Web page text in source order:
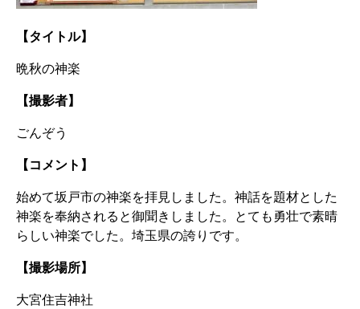
【タイトル】
晩秋の神楽
【撮影者】
ごんぞう
【コメント】
始めて坂戸市の神楽を拝見しました。神話を題材とした
神楽を奉納されると御聞きしました。とても勇壮で素晴
らしい神楽でした。埼玉県の誇りです。
【撮影場所】
大宮住吉神社